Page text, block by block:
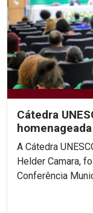
Cátedra
de Direitos
A Cátedra
Helder Camara,
Conferência